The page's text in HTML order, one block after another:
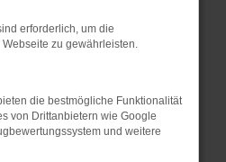
BMW 3er Reihe
finden, dass für deine
existiert. BMW 3er
sind fast noch
bitte, dass die
Regel dem Zweck
erforderlich, um die
zu gewährleisten.
die bestmögliche Funktionalität
von Drittanbietern wie Google
und weitere